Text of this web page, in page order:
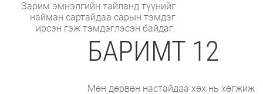
Зарим эмнэлгийн тайланд түүнийг
найман сартайдаа сарын тэмдэг
ирсэн гэж тэмдэглэсэн байдаг.
БАРИМТ 12
Мөн дөрвөн настайдаа хөх нь хөгжиж